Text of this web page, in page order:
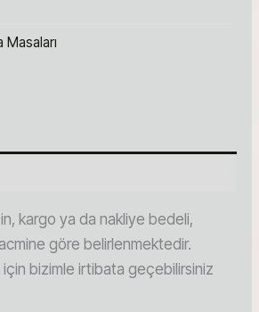
Masaları
kargo ya da nakliye bedeli,
göre belirlenmektedir.
için bizimle irtibata geçebilirsiniz